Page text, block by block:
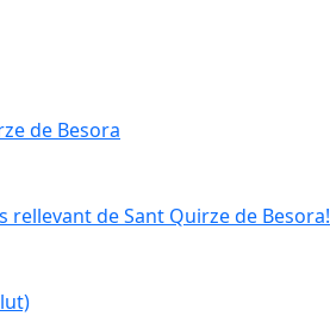
de Besora
de Sant Quirze de Besora!